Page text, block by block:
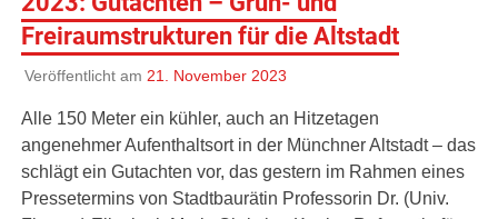
Freiraumstrukturen für die Altstadt
Veröffentlicht am 21. November 2023
Alle 150 Meter ein kühler, auch an Hitzetagen
angenehmer Aufenthaltsort in der Münchner Altstadt – das
schlägt ein Gutachten vor, das gestern im Rahmen eines
Pressetermins von Stadtbaurätin Professorin Dr. (Univ.